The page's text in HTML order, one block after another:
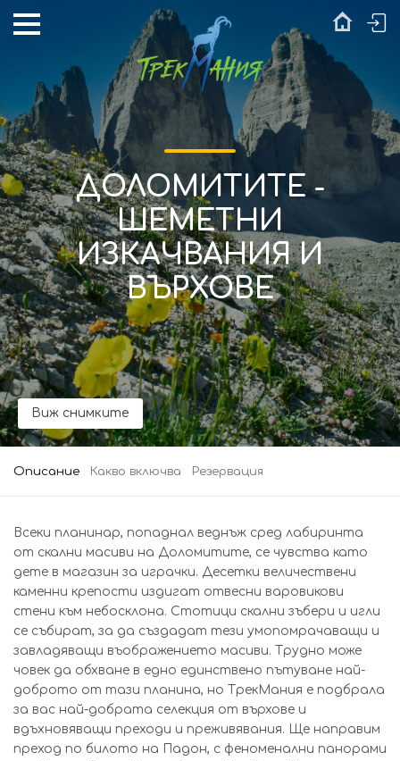
ДОЛОМИТИТЕ -
ШЕМЕТНИ
ИЗКАЧВАНИЯ И
ВЪРХОВЕ
Виж снимките
Описание Какво включва Резервация
Всеки планинар, попаднал веднъж сред лабиринта
от скални масиви на Доломитите, се чувства като
дете в магазин за играчки. Десетки величествени
каменни крепости издигат отвесни варовикови
стени към небосклона. Стотици скални зъбери и игли
се събират, за да създадат тези умопомрачаващи и
завладяващи въображението масиви. Трудно може
човек да обхване в едно единствено пътуване най-
доброто от тази планина, но ТрекМания е подбрала
за вас най-добрата селекция от върхове и
вдъхновяващи преходи и преживявания. Ще направим
преход по билото на Падон, с феноменални панорами